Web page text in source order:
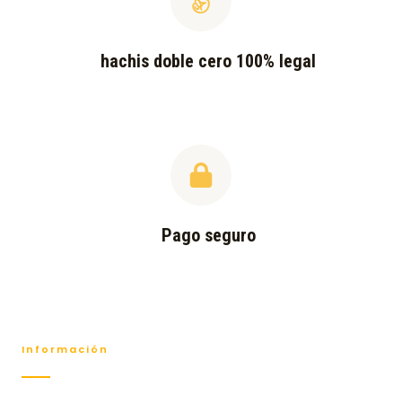
hachis doble cero 100% legal
Pago seguro
Información